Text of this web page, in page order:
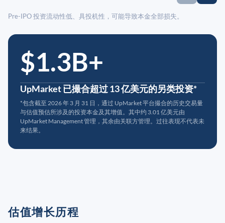
Pre-IPO 投资流动性低、具投机性，可能导致本金全部损失。
$1.3B+
UpMarket 已撮合超过 13 亿美元的另类投资*
*包含截至 2026 年 3 月 31 日，通过 UpMarket 平台撮合的历史交易量
与估值预估所涉及的投资本金及其增值。其中约 3.01 亿美元由
UpMarket Management 管理，其余由关联方管理。过往表现不代表未
来结果。
估值增长历程